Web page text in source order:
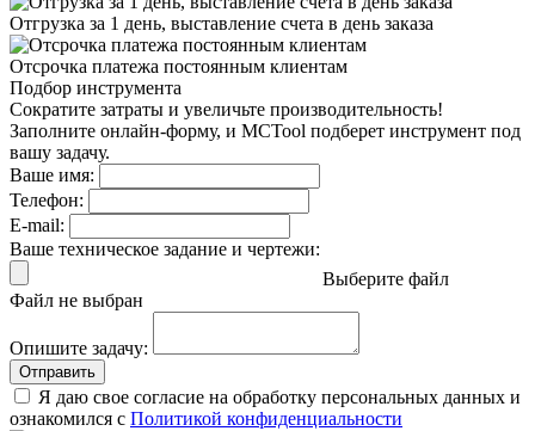
Отгрузка за 1 день, выставление счета в день заказа
Отсрочка платежа постоянным клиентам
Подбор инструмента
Сократите затраты и увеличьте производительность!
Заполните онлайн-форму, и MCTool подберет инструмент под
вашу задачу.
Ваше имя:
Телефон:
E-mail:
Ваше техническое задание и чертежи:
Выберите файл
Файл не выбран
Опишите задачу:
Отправить
Я даю свое согласие на обработку персональных данных и
ознакомился с Политикой конфиденциальности